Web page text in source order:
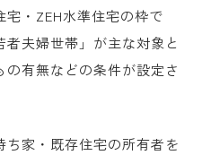
・ ZEH水準住宅の枠で
夫婦世帯」が主な対象と
有無などの条件が設定さ
ち家・既存住宅の所有者を